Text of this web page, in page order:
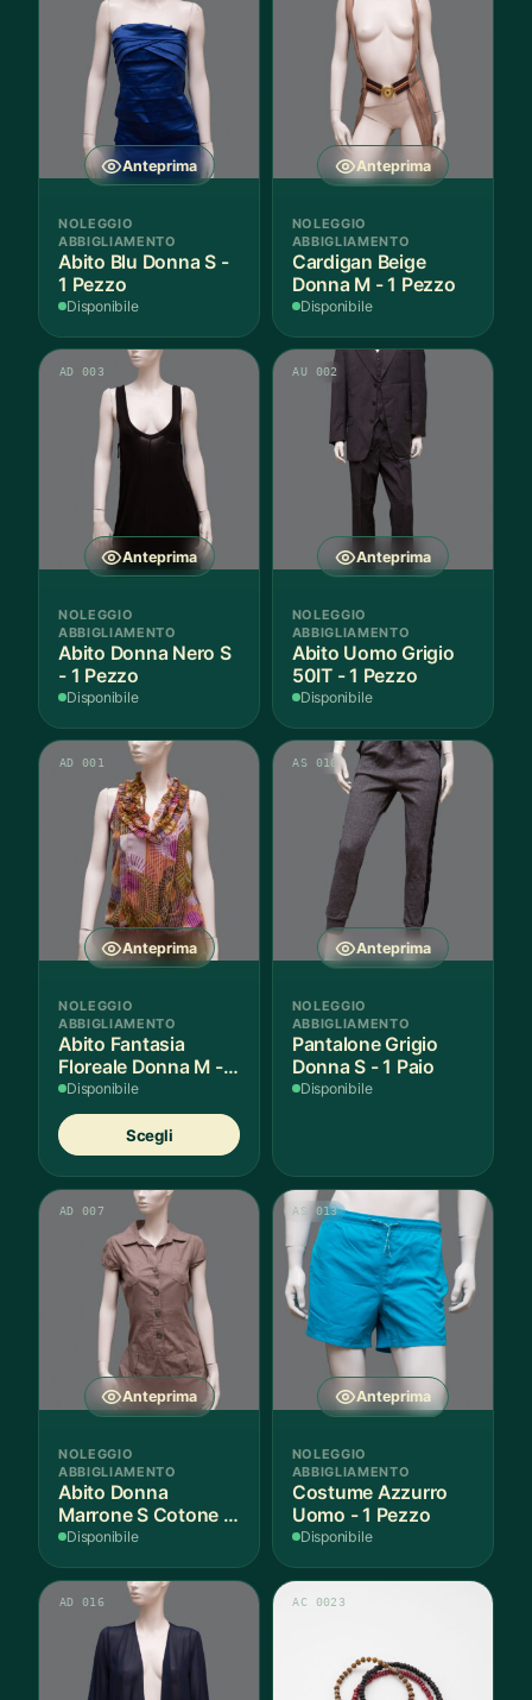
Anteprima
NOLEGGIO
ABBIGLIAMENTO
Abito Blu Donna S -
1 Pezzo
Disponibile
Anteprima
NOLEGGIO
ABBIGLIAMENTO
Cardigan Beige
Donna M - 1 Pezzo
Disponibile
Anteprima
AD 003
NOLEGGIO
ABBIGLIAMENTO
Abito Donna Nero S
- 1 Pezzo
Disponibile
Anteprima
AU 002
NOLEGGIO
ABBIGLIAMENTO
Abito Uomo Grigio
50IT - 1 Pezzo
Disponibile
Anteprima
AD 001
NOLEGGIO
ABBIGLIAMENTO
Abito Fantasia
Floreale Donna M - 1
Pezzo
Disponibile
Scegli
prodotto
ha
più
varianti.
opzioni
possono
pagina
prodotto
Anteprima
AS 010
NOLEGGIO
ABBIGLIAMENTO
Pantalone Grigio
Donna S - 1 Paio
Disponibile
Anteprima
AD 007
NOLEGGIO
ABBIGLIAMENTO
Abito Donna
Marrone S Cotone -
1 Pezzo
Disponibile
Anteprima
AS 013
NOLEGGIO
ABBIGLIAMENTO
Costume Azzurro
Uomo - 1 Pezzo
Disponibile
AD 016 AC 0023